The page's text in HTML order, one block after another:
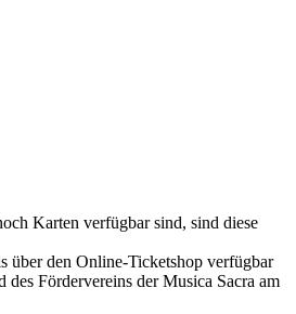
Karten verfügbar sind, sind diese
den Online-Ticketshop verfügbar
Fördervereins der Musica Sacra am